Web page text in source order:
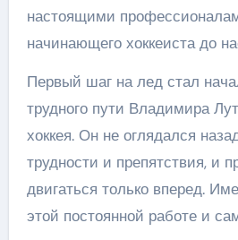
настоящими
начинающего хоккеиста до
Первый шаг на лед стал
трудного пути Владимира
хоккея. Он не оглядался
трудности и препятствия, и
двигаться только вперед.
этой постоянной работе и